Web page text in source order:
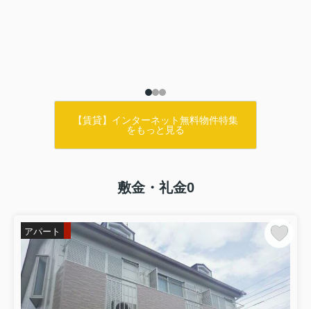
【賃貸】インターネット無料物件特集
をもっと見る
敷金・礼金0
アパート